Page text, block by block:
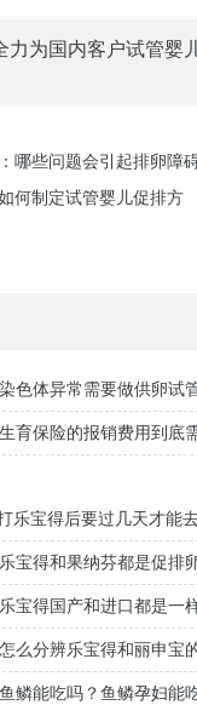
为国内客户试管婴
哪些问题会引起排卵障
何制定试管婴儿促排方
色体异常需要做供卵试
育保险的报销费用到底
乐宝得后要过几天才能
宝得和果纳芬都是促排
宝得国产和进口都是一
么分辨乐宝得和丽申宝
鳞能吃吗？鱼鳞孕妇能